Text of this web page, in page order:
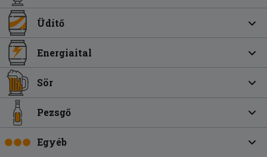
Üdítő
Energiaital
Sör
Pezsgő
Egyéb